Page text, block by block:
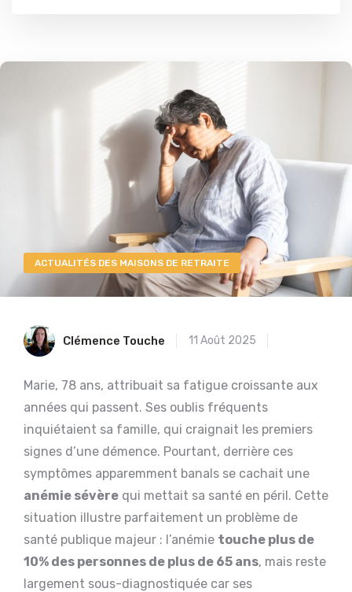
ACTUALITÉS DES MAISONS DE RETRAITE
Clémence Touche 11 Août 2025
Marie, 78 ans, attribuait sa fatigue croissante aux
années qui passent. Ses oublis fréquents
inquiétaient sa famille, qui craignait les premiers
signes d’une démence. Pourtant, derrière ces
symptômes apparemment banals se cachait une
anémie sévère qui mettait sa santé en péril. Cette
situation illustre parfaitement un problème de
santé publique majeur : l’anémie touche plus de
10% des personnes de plus de 65 ans, mais reste
largement sous-diagnostiquée car ses